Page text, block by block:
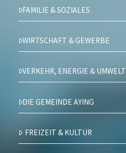
FAMILIE & SOZIALES
WIRTSCHAFT & GEWERBE
VERKEHR, ENERGIE & UMWELT
DIE GEMEINDE AYING
FREIZEIT & KULTUR